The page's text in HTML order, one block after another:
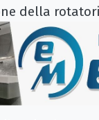
della